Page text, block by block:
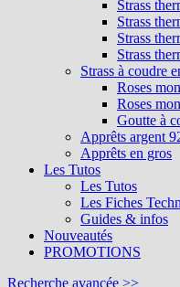
Strass
Strass
Strass
Strass
Strass à coudre
Roses
Roses
Goutte à
Apprêts argent
Apprêts en gros
Les Tutos
Les Tutos
Les Fiches
Guides & infos
Nouveautés
PROMOTIONS
Recherche avancée >>